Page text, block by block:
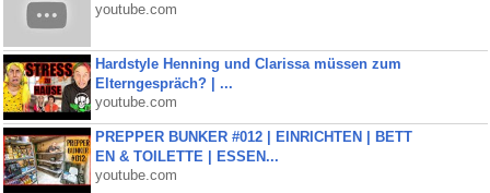
youtube.com
Hardstyle Henning und Clarissa müssen zum
Elterngespräch? | ...
youtube.com
PREPPER BUNKER #012 | EINRICHTEN | BETT
EN & TOILETTE | ESSEN...
youtube.com